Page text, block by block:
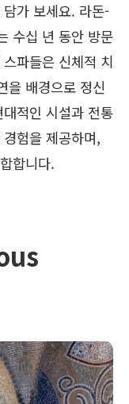
가 보세요. 라돈-
수십 년 동안 방문
파들은 신체적 치
을 배경으로 정신
적인 시설과 전통
험을 제공하며,
합니다.